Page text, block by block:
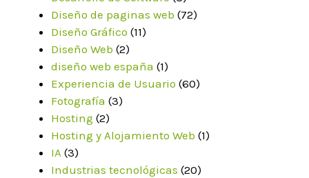
Diseño de paginas web (72)
Diseño Gráfico (11)
Diseño Web (2)
diseño web españa (1)
Experiencia de Usuario (60)
Fotografía (3)
Hosting (2)
Hosting y Alojamiento Web (1)
IA (3)
Industrias tecnológicas (20)